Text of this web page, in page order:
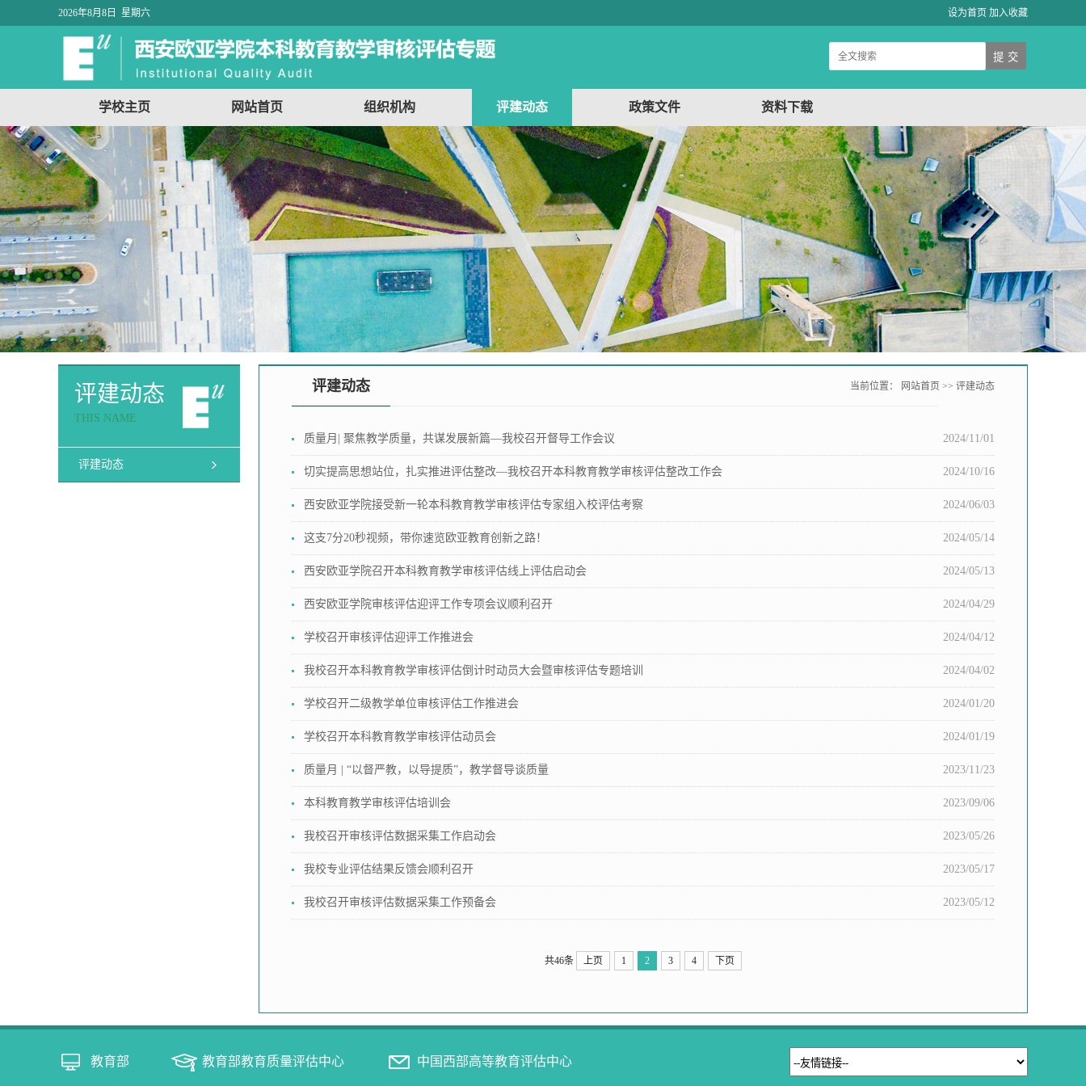
2026年8月8日 星期六 设为首页 加入收藏
学校主页 网站首页 组织机构 评建动态 政策文件 资料下载
评建动态
THIS NAME
评建动态
评建动态 当前位置： 网站首页 >> 评建动态
2024/11/01
质量月| 聚焦教学质量，共谋发展新篇—我校召开督导工作会议
2024/10/16
切实提高思想站位，扎实推进评估整改—我校召开本科教育教学审核评估整改工作会
2024/06/03
西安欧亚学院接受新一轮本科教育教学审核评估专家组入校评估考察
2024/05/14
这支7分20秒视频，带你速览欧亚教育创新之路！
2024/05/13
西安欧亚学院召开本科教育教学审核评估线上评估启动会
2024/04/29
西安欧亚学院审核评估迎评工作专项会议顺利召开
2024/04/12
学校召开审核评估迎评工作推进会
2024/04/02
我校召开本科教育教学审核评估倒计时动员大会暨审核评估专题培训
2024/01/20
学校召开二级教学单位审核评估工作推进会
2024/01/19
学校召开本科教育教学审核评估动员会
2023/11/23
质量月 | “以督严教，以导提质”，教学督导谈质量
2023/09/06
本科教育教学审核评估培训会
2023/05/26
我校召开审核评估数据采集工作启动会
2023/05/17
我校专业评估结果反馈会顺利召开
2023/05/12
我校召开审核评估数据采集工作预备会
共46条 上页 1 2 3 4 下页
教育部 教育部教育质量评估中心 中国西部高等教育评估中心